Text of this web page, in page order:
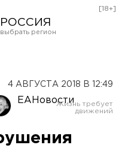
РОССИЯ
Оренбург
[18+]
4 АВГУСТА 2018 В 12:49
ЕАНовости